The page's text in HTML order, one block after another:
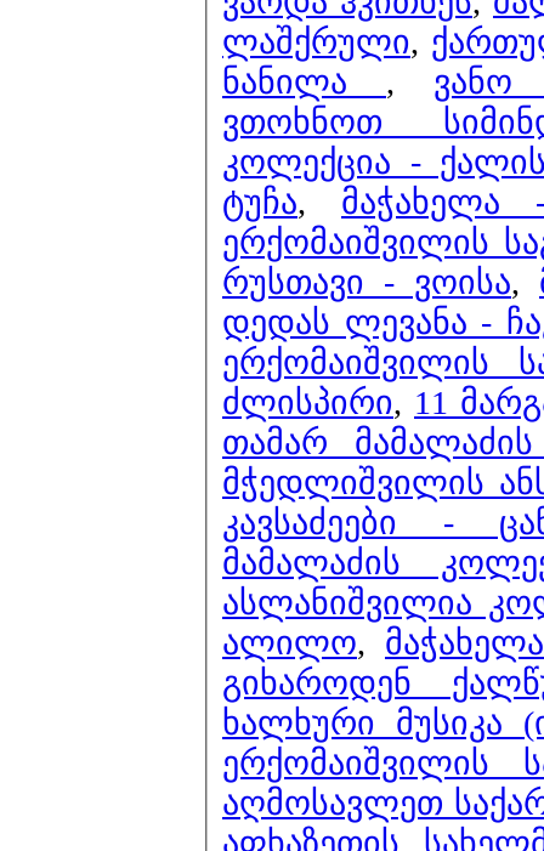
ლაშქრული,
ნანილა , ვანო
ვთოხნოთ
კოლექცია -
ტუჩა,
ერქომაიშვილის
რუსთავი - ვოისა,
დედას ლევანა -
ერქომაიშვილის
ძლისპირი, 11
თამარ
მჭედლიშვილის
კავსაძეები -
მამალაძის
ასლანიშვილია
ალილო,
გიხაროდენ
ხალხური მუსიკა
ერქომაიშვილის
აღმოსავლეთ
აფხაზეთის